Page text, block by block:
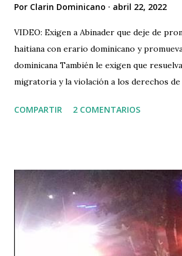
Por Clarin Dominicano abril 22, 2022
VIDEO: Exigen a Abinader que deje de
haitiana con erario dominicano y
dominicana También le exigen que
migratoria y la violación a los derechos de
Primero exigen al gobierno que deje de
favorecer a los haitianos quienes
servicios de los dominicanos en las
empleos mientras a los dominicanos se
servicios siendo ciudadanos
no. Además abundaron en que la invasión
COMPARTIR 2 COMENTARIOS